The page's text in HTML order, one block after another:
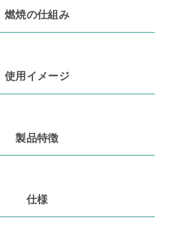
燃焼の仕組み
使用イメージ
製品特徴
仕様